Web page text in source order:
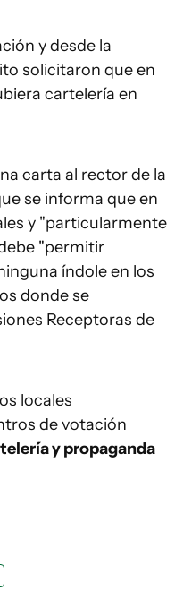
y desde la
solicitaron que en
cartelería en
carta al rector de la
se informa que en
y "particularmente
"permitir
índole en los
donde se
Receptoras de
locales
de votación
y propaganda